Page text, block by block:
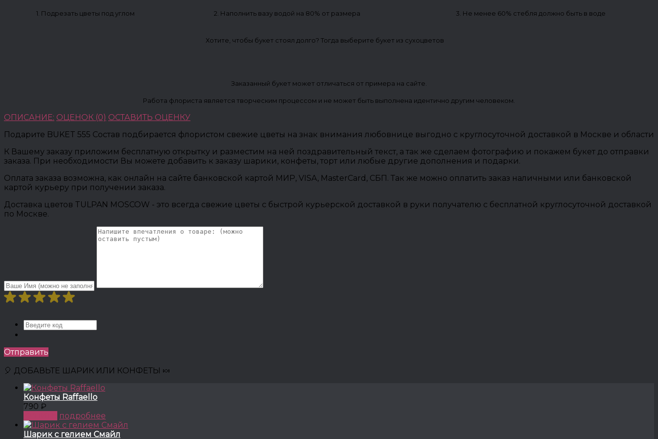
1. Подрезать цветы под углом 2. Наполнить вазу водой на 80% от размера 3. Не менее 60% стебля должно быть в воде
Хотите, чтобы букет стоял долго? Тогда выберите букет из сухоцветов
Заказанный букет может отличаться от примера на сайте.
Работа флориста является творческим процессом и не может быть выполнена идентично другим человеком.
ОПИСАНИЕ: ОЦЕНОК (0) ОСТАВИТЬ ОЦЕНКУ
Подарите BUKET 555 Состав подбирается флористом свежие цветы на знак внимания любовнице выгодно с круглосуточной доставкой в Москве и области
К Вашему заказу приложим бесплатную открытку и разместим на ней поздравительный текст, а так же сделаем фотографию и покажем букет до отправки
заказа. При необходимости Вы можете добавить к заказу шарики, конфеты, торт или любые другие дополнения и подарки.
Оплата заказа возможна, как онлайн на сайте банковской картой МИР, VISA, MasterCard, СБП. Так же можно оплатить заказ наличными или банковской
картой курьеру при получении заказа.
Доставка цветов TULPAN MOSCOW - это всегда свежие цветы с быстрой курьерской доставкой в руки получателю с бесплатной круглосуточной доставкой
по Москве.
Отправить
🎈 ДОБАВЬТЕ ШАРИК ИЛИ КОНФЕТЫ 🍬
Конфеты Raffaello
790 ₽
подробнее
Шарик с гелием Смайл